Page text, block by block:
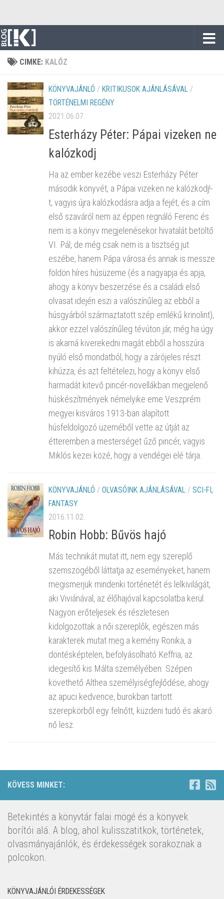
CIMKE: KALÓZ
KÖNYVAJÁNLÓ / KRITIKUSOK AJÁNLÁSÁVAL /
TÖRTÉNELMI REGÉNY
2021.06.07.
Esterházy Péter: Pápai vizeken ne
kalózkodj
Ha az ember kezébe veszi Esterházy Péter
második könyvét, a Pápai vizeken ne kalózkodj!-
t, vagyis újra kalózkodásra adja a fejét, és a cím
első szaváról nem az éppen regnáló Ferenc és
nem is a könyv megjelenésekor hivatalát betöltő
VI. Pál, de még csak nem is a tisztség jut
eszébe, hanem Pápa városa és annak is messze
földön híres húsüzeme (és a nagyapja és apja,
ahogy a könyv beszerzése és a családi első
olvasat idején eszi a valószínűleg az ebből a
húsgyárból származtatott szép emlékű krinolint),
akkor ezzel valószínűleg tévúton jár, még ha úgy
is akarná kiverekedni magát ebből a hosszúra
nyúló első mondatból, hogy a zárójeles részt
kihúzza, és azt feltételezi, hogy a könyv első
harmadát kitevő pincér-novellákban megjelenő
húskészítmények némelyike eme Veszprém
megyei kisváros 1913-ban alapított
húsfeldolgozó üzeméből vette az útját az
étteremben a mesterséget űző pincér, vagyis
Miklós kezei közé, hogy a vendégei elé tárja.
KÖNYVAJÁNLÓ / OLVASÓINK AJÁNLÁSÁVAL / SCI-FI,
FANTASY
2016.11.02.
Robin Hobb: Bűvös hajó
Más technikát mutat itt, nem egy szereplő
szemszögéből láttatja az eseményeket, hanem
megismerjük mindenki történetét és lelkivilágát,
aki Viviánával, az élőhajóval kapcsolatba kerül.
Nagyon erőteljesek és részletesen
kidolgozottak a női szereplők, egészen más
karakterek mutat meg a kemény Ronika, a
döntésképtelen, befolyásolható Keffria, az
idegesítő kis Málta személyében. Szépen
követhető Althea személyiségfejlődése, ahogy
az apuci kedvence, burokban tartott
szerepkörből egy felnőtt, küzdeni tudó és akaró
nő lesz.
KÖVESS MINKET:
Betekintés a könyvtár falai mögé és a könyvek
borítói alá. A blog, ahol kulisszatitkok, történetek,
olvasmányajánlók, és érdekességek sorakoznak a
polcokon.
KÖNYVAJÁNLÓI ÉRDEKESSÉGEK